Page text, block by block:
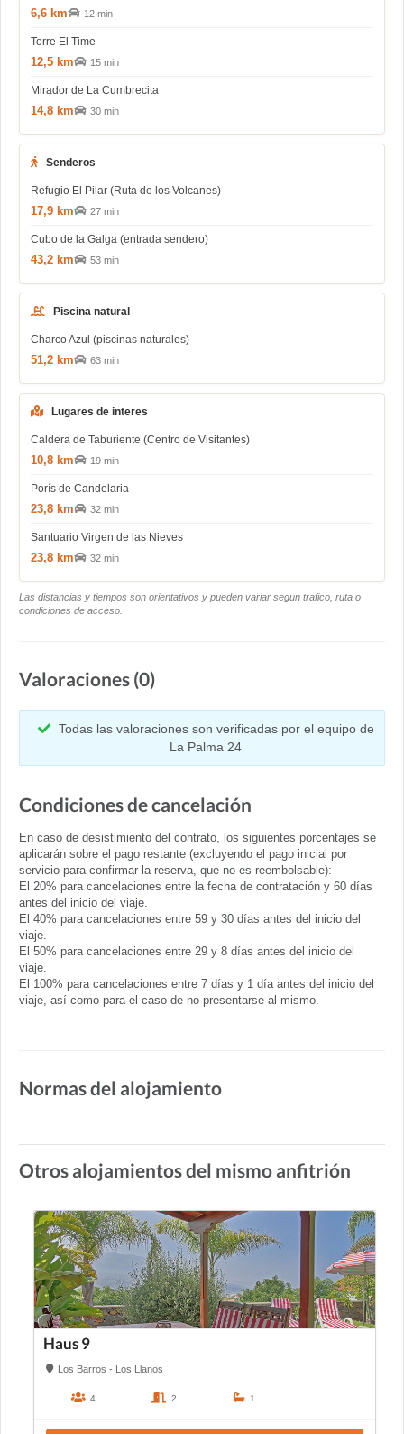
6,6 km 12 min
Torre El Time
12,5 km 15 min
Mirador de La Cumbrecita
14,8 km 30 min
Senderos
Refugio El Pilar (Ruta de los Volcanes)
17,9 km 27 min
Cubo de la Galga (entrada sendero)
43,2 km 53 min
Piscina natural
Charco Azul (piscinas naturales)
51,2 km 63 min
Lugares de interes
Caldera de Taburiente (Centro de Visitantes)
10,8 km 19 min
Porís de Candelaria
23,8 km 32 min
Santuario Virgen de las Nieves
23,8 km 32 min
Las distancias y tiempos son orientativos y pueden variar segun trafico, ruta o
condiciones de acceso.
Valoraciones (0)
Todas las valoraciones son verificadas por el equipo de
La Palma 24
Condiciones de cancelación
En caso de desistimiento del contrato, los siguientes porcentajes se
aplicarán sobre el pago restante (excluyendo el pago inicial por
servicio para confirmar la reserva, que no es reembolsable):
El 20% para cancelaciones entre la fecha de contratación y 60 días
antes del inicio del viaje.
El 40% para cancelaciones entre 59 y 30 días antes del inicio del
viaje.
El 50% para cancelaciones entre 29 y 8 días antes del inicio del
viaje.
El 100% para cancelaciones entre 7 días y 1 día antes del inicio del
viaje, así como para el caso de no presentarse al mismo.
Normas del alojamiento
Otros alojamientos del mismo anfitrión
Haus 9
Los Barros - Los Llanos
4 2 1